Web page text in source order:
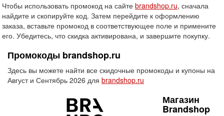
Чтобы использовать промокод на сайте brandshop.ru, сначала
найдите и скопируйте код. Затем перейдите к оформлению
заказа, вставьте промокод в соответствующее поле и примените
его. Убедитесь, что скидка активирована, и завершите покупку.
Промокоды brandshop.ru
Здесь вы можете найти все скидочные промокоды и купоны на
Август и Сентябрь 2026 для brandshop.ru
Магазин
Brandshop